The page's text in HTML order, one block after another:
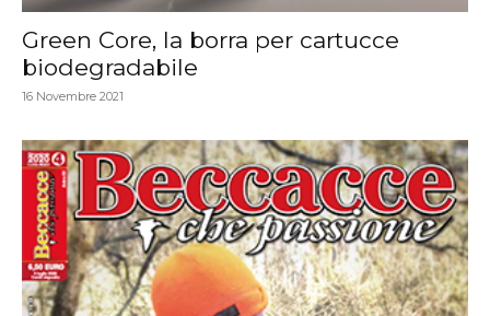
Green Core, la borra per cartucce
biodegradabile
16 Novembre 2021